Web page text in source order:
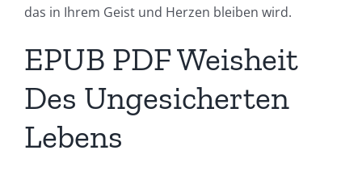
das in Ihrem Geist und Herzen bleiben wird.
EPUB PDF Weisheit
Des Ungesicherten
Lebens